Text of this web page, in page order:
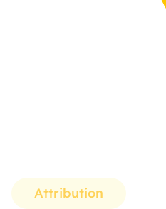
Attribution